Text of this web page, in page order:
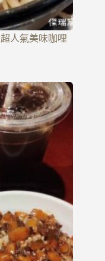
人氣美味咖哩